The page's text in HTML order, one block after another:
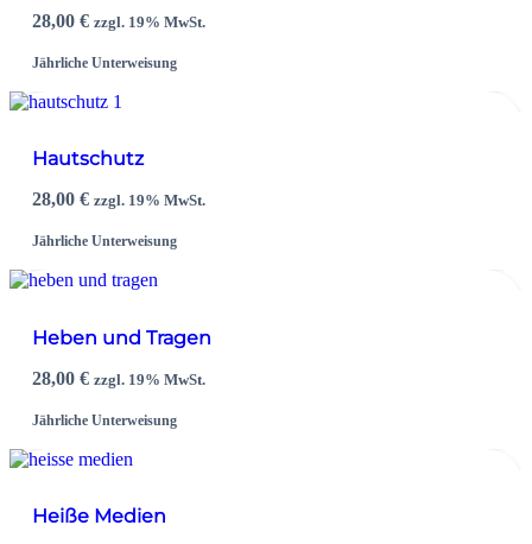
28,00€ zzgl. 19% MwSt.
Jährliche Unterweisung
Hautschutz
28,00€ zzgl. 19% MwSt.
Jährliche Unterweisung
Heben und Tragen
28,00€ zzgl. 19% MwSt.
Jährliche Unterweisung
Heiße Medien